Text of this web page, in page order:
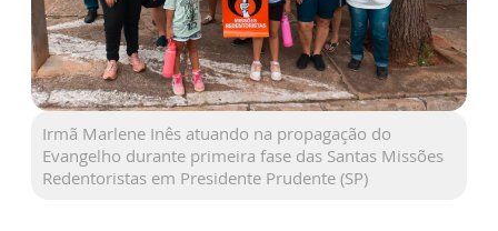
Irmã Marlene Inês atuando na propagação do
Evangelho durante primeira fase das Santas Missões
Redentoristas em Presidente Prudente (SP)